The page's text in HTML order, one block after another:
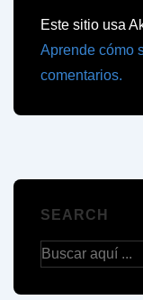
Este sitio usa
Aprende cómo
comentarios.
SEARCH
Buscar
por: